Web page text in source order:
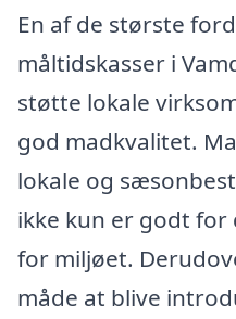
En af de største
måltidskasser i
støtte lokale
god madkvalitet.
lokale og
ikke kun er godt for
for miljøet.
måde at blive